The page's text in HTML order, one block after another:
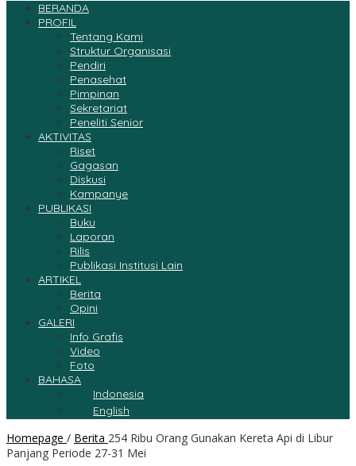
BERANDA
PROFIL
Tentang Kami
Struktur Organisasi
Pendiri
Penasehat
Pimpinan
Sekretariat
Peneliti Senior
AKTIVITAS
Riset
Gagasan
Diskusi
Kampanye
PUBLIKASI
Buku
Laporan
Rilis
Publikasi Institusi Lain
ARTIKEL
Berita
Opini
GALERI
Info Grafis
Video
Foto
BAHASA
Indonesia
English
Homepage / Berita 254 Ribu Orang Gunakan Kereta Api di Libur
Panjang Periode 27-31 Mei